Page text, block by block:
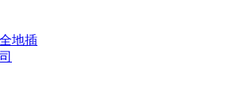
地插